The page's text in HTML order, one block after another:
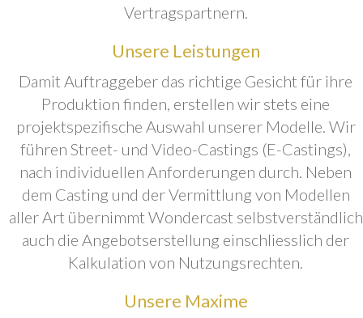
Vertragspartnern.
Unsere Leistungen
Damit Auftraggeber das richtige Gesicht für ihre
Produktion finden, erstellen wir stets eine
projektspezifische Auswahl unserer Modelle. Wir
führen Street- und Video-Castings (E-Castings),
nach individuellen Anforderungen durch. Neben
dem Casting und der Vermittlung von Modellen
aller Art übernimmt Wondercast selbstverständlich
auch die Angebotserstellung einschliesslich der
Kalkulation von Nutzungsrechten.
Unsere Maxime